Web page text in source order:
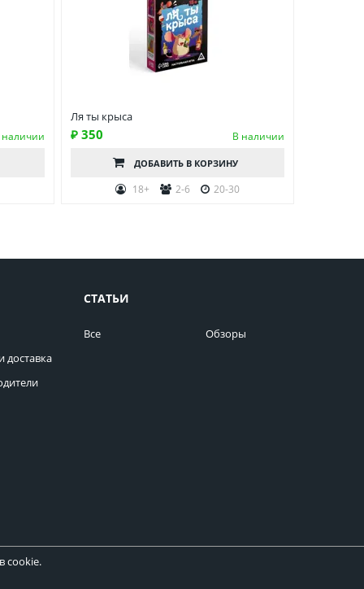
Ля ты крыса
₽ 350 В наличии
ДОБАВИТЬ В КОРЗИНУ
18+ 2-6 20-30
доставка
СТАТЬИ
Все Обзоры
cookie.